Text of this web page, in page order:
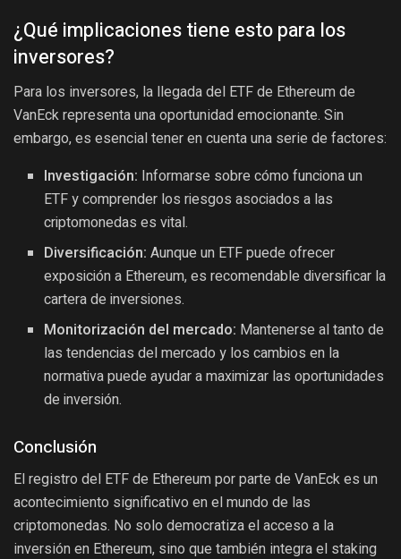
¿Qué implicaciones tiene esto para los
inversores?
Para los inversores, la llegada del ETF de Ethereum de
VanEck representa una oportunidad emocionante. Sin
embargo, es esencial tener en cuenta una serie de factores:
Investigación: Informarse sobre cómo funciona un
ETF y comprender los riesgos asociados a las
criptomonedas es vital.
Diversificación: Aunque un ETF puede ofrecer
exposición a Ethereum, es recomendable diversificar la
cartera de inversiones.
Monitorización del mercado: Mantenerse al tanto de
las tendencias del mercado y los cambios en la
normativa puede ayudar a maximizar las oportunidades
de inversión.
Conclusión
El registro del ETF de Ethereum por parte de VanEck es un
acontecimiento significativo en el mundo de las
criptomonedas. No solo democratiza el acceso a la
inversión en Ethereum, sino que también integra el staking